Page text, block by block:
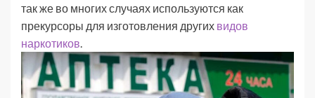
так же во многих случаях используются как
прекурсоры для изготовления других видов
наркотиков.